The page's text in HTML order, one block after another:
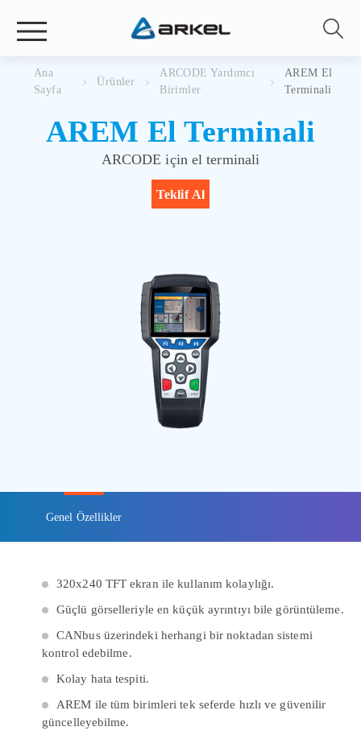
Ana
Sayfa
Ürünler
ARCODE Yardımcı
Birimler
AREM El
Terminali
AREM El Terminali
ARCODE için el terminali
Genel Özellikler
320x240 TFT ekran ile kullanım kolaylığı.
Güçlü görselleriyle en küçük ayrıntıyı bile görüntüleme.
CANbus üzerindeki herhangi bir noktadan sistemi
kontrol edebilme.
Kolay hata tespiti.
AREM ile tüm birimleri tek seferde hızlı ve güvenilir
güncelleyebilme.